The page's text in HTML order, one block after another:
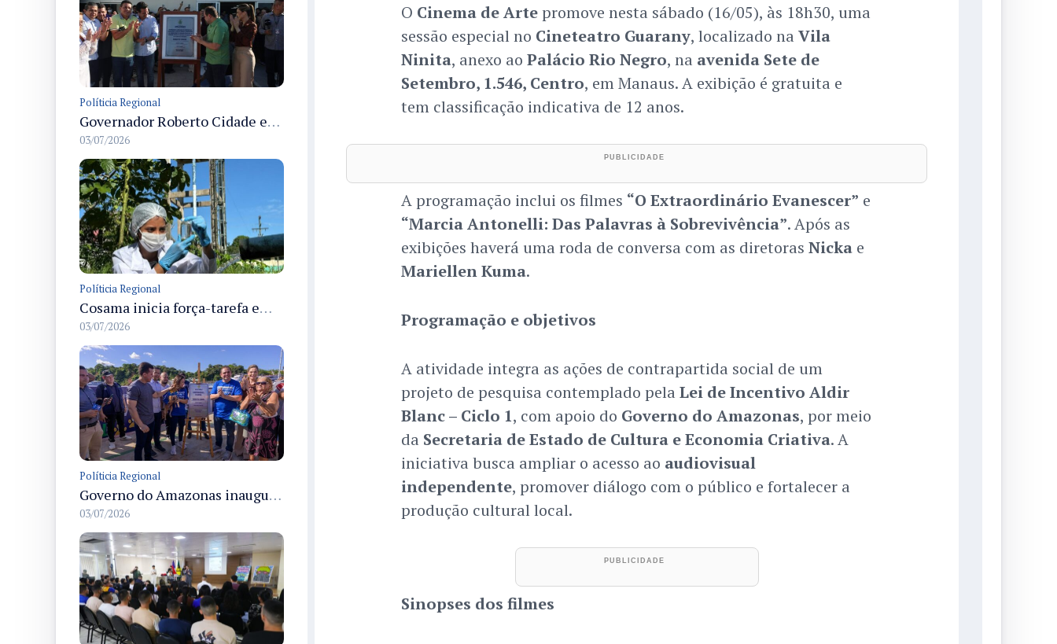
Políticia Regional
Governador Roberto Cidade entrega readequação do ambulatório da FCecon e amplia capacidade de atendimento oncológico em Manaus
03/07/2026
Políticia Regional
Cosama inicia força-tarefa em Anamã para fortalecer abastecimento de água e segurança hídrica da população
03/07/2026
Políticia Regional
Governo do Amazonas inaugura primeiro Castramóvel Fluvial para atendimento veterinário às comunidades ribeirinhas e castração gratuita
03/07/2026
O Cinema de Artepromove nesta sábado (16/05), às 18h30, uma
sessão especial no Cineteatro Guarany, localizado na Vila
Ninita, anexo ao Palácio Rio Negro, na avenida Sete de
Setembro, 1.546, Centro, em Manaus. A exibição é gratuita e
tem classificação indicativa de 12 anos.
A programação inclui os filmes “O Extraordinário Evanescer” e
“Marcia Antonelli: Das Palavras à Sobrevivência”. Após as
exibições haverá uma roda de conversa com as diretoras Nickae
Mariellen Kuma.
Programação e objetivos
A atividade integra as ações de contrapartida social de um
projeto de pesquisa contemplado pela Lei de Incentivo Aldir
Blanc – Ciclo 1, com apoio do Governo do Amazonas, por meio
da Secretaria de Estado de Cultura e Economia Criativa. A
iniciativa busca ampliar o acesso ao audiovisual
independente, promover diálogo com o público e fortalecer a
produção cultural local.
Sinopses dos filmes